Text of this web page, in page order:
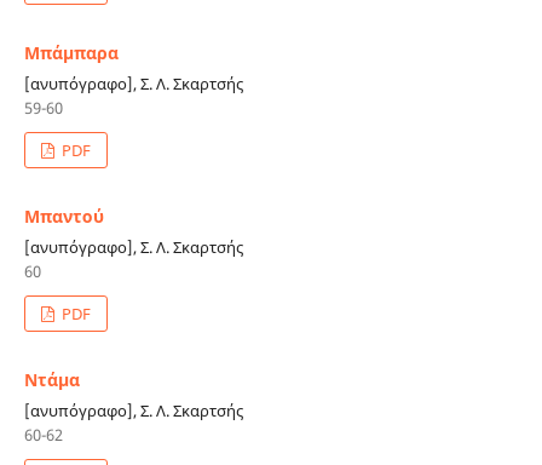
Μπάμπαρα
[ανυπόγραφο], Σ. Λ. Σκαρτσής
59-60
PDF
Μπαντού
[ανυπόγραφο], Σ. Λ. Σκαρτσής
60
PDF
Ντάμα
[ανυπόγραφο], Σ. Λ. Σκαρτσής
60-62